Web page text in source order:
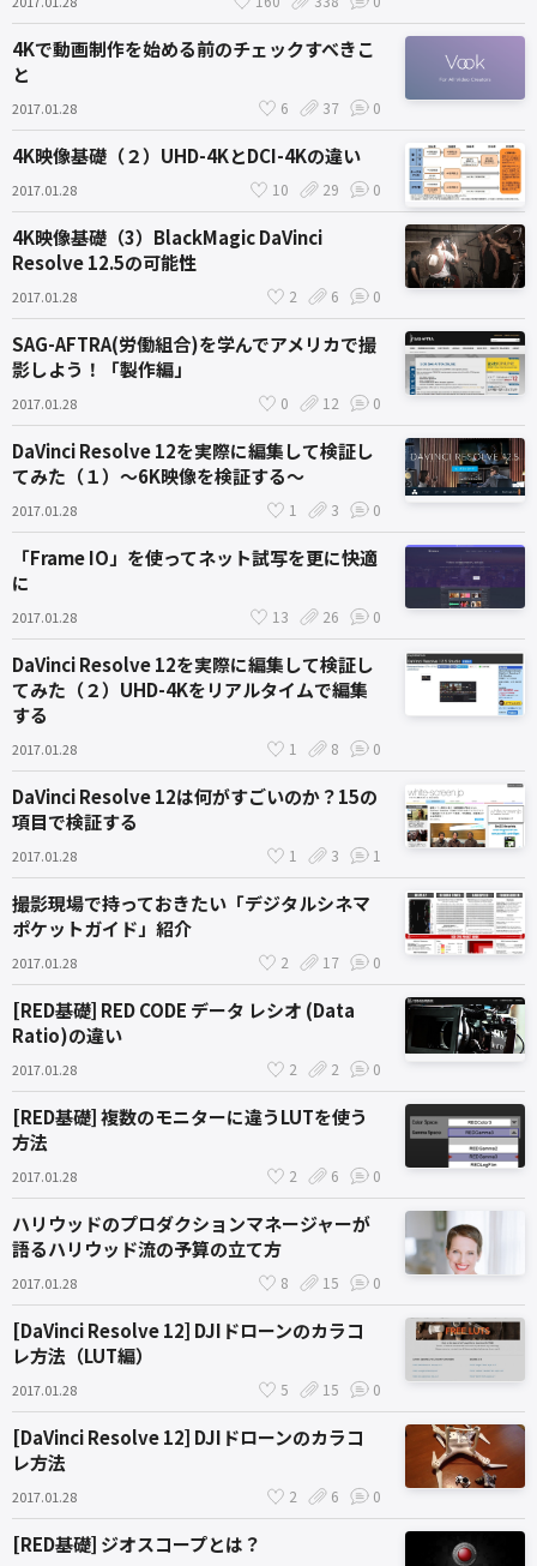
4Kで動画制作を始める前のチェックすべきこ
と
2017.01.28 6 37 0
4K映像基礎（２）UHD-4KとDCI-4Kの違い
2017.01.28 10 29 0
4K映像基礎（3）BlackMagic DaVinci
Resolve 12.5の可能性
2017.01.28 2 6 0
SAG-AFTRA(労働組合)を学んでアメリカで撮
影しよう！「製作編」
2017.01.28 0 12 0
DaVinci Resolve 12を実際に編集して検証し
てみた（１）〜6K映像を検証する〜
2017.01.28 1 3 0
「Frame IO」を使ってネット試写を更に快適
に
2017.01.28 13 26 0
DaVinci Resolve 12を実際に編集して検証し
てみた（２）UHD-4Kをリアルタイムで編集
する
2017.01.28 1 8 0
DaVinci Resolve 12は何がすごいのか？15の
項目で検証する
2017.01.28 1 3 1
撮影現場で持っておきたい「デジタルシネマ
ポケットガイド」紹介
2017.01.28 2 17 0
[RED基礎] RED CODE データ レシオ (Data
Ratio)の違い
2017.01.28 2 2 0
[RED基礎] 複数のモニターに違うLUTを使う
方法
2017.01.28 2 6 0
ハリウッドのプロダクションマネージャーが
語るハリウッド流の予算の立て方
2017.01.28 8 15 0
[DaVinci Resolve 12] DJIドローンのカラコ
レ方法（LUT編）
2017.01.28 5 15 0
[DaVinci Resolve 12] DJIドローンのカラコ
レ方法
2017.01.28 2 6 0
[RED基礎] ジオスコープとは？